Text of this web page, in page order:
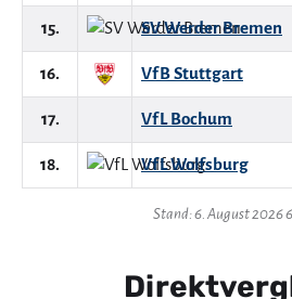
15. SV Werder Bremen
16. VfB Stuttgart
17. VfL Bochum
18. VfL Wolfsburg
Stand: 6. August 2026